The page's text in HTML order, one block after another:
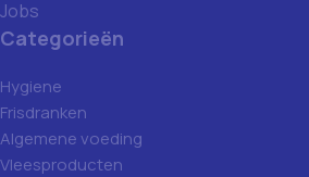
Jobs
Categorieën
Hygiene
Frisdranken
Algemene voeding
Vleesproducten